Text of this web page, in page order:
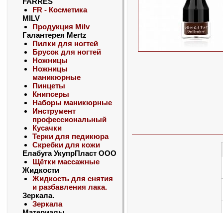
FR - Косметика
MILV
Продукция Milv
Галантерея Mertz
Пилки для ногтей
Брусок для ногтей
Ножницы
Ножницы
маникюрные
Пинцеты
Книпсеры
Наборы маникюрные
Инструмент
профессиональный
Кусачки
Терки для педикюра
Скребки для кожи
Елабуга УкупрПласт ООО
Щётки массажные
Жидкости
Жидкость для снятия
и разбавления лака.
Зеркала.
Зеркала